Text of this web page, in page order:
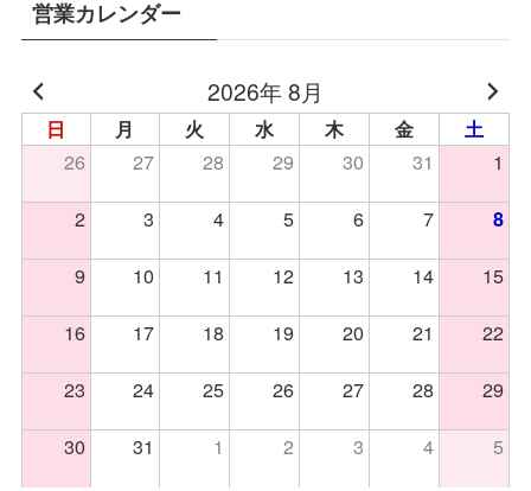
営業カレンダー
2026年 8月
日 月 火 水 木 金 土
26 27 28 29 30 31
1
2
3 4 5 6 7 8
9 10 11 12 13 14
15
16
17 18 19 20 21
22
23
24 25 26 27 28
29
30
31 1 2 3 4 5